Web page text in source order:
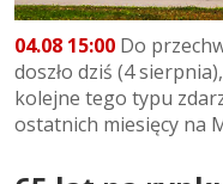
04.08 15:00 Do
doszło dziś (4
kolejne tego typu
ostatnich miesięcy na